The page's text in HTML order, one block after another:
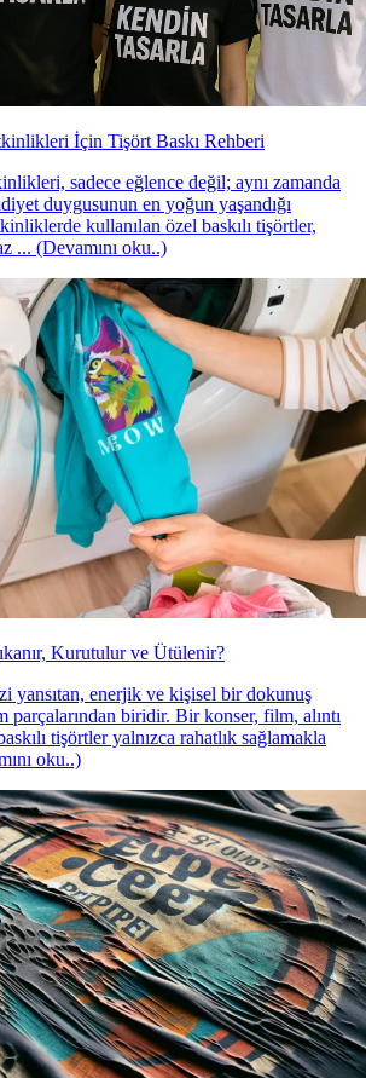
İçin Tişört Baskı Rehberi
sadece eğlence değil; aynı zamanda
duygusunun en yoğun yaşandığı
kullanılan özel baskılı tişörtler,
... (Devamını oku..)
Kurutulur ve Ütülenir?
yansıtan, enerjik ve kişisel bir dokunuş
parçalarından biridir. Bir konser, film, alıntı
tişörtler yalnızca rahatlık sağlamakla
oku..)